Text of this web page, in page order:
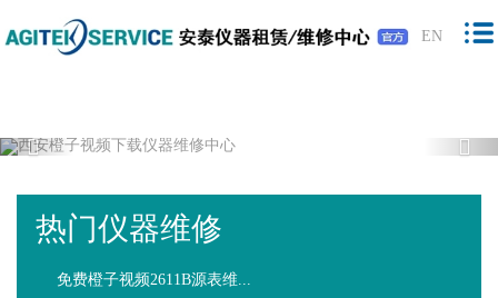
橙子视频下载,橙子视频软件,免费橙子视
频,橙子视频最新版下载
EN
Previous
热门仪器维修
免费橙子视频2611B源表维...